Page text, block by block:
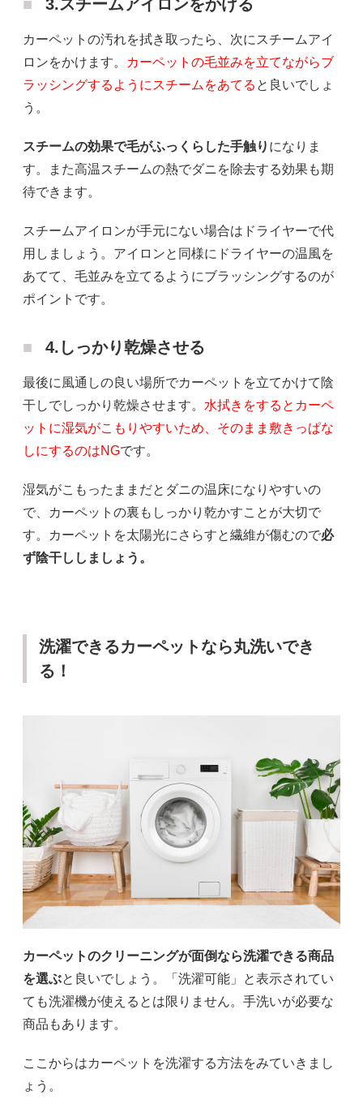
3.スチームアイロンをかける
カーペットの汚れを拭き取ったら、次にスチームアイ
ロンをかけます。
カーペットの毛並みを立てながらブ
ラッシングするようにスチームをあてる と良いでしょ
う。
スチームの効果で毛がふっくらした手触り になりま
す。また高温スチームの熱でダニを除去する効果も期
待できます。
スチームアイロンが手元にない場合はドライヤーで代
用しましょう。アイロンと同様にドライヤーの温風を
あてて、毛並みを立てるようにブラッシングするのが
ポイントです。
4.しっかり乾燥させる
最後に風通しの良い場所でカーペットを立てかけて陰
干しでしっかり乾燥させます。 水拭きをするとカーペ
ットに湿気がこもりやすいため、そのまま敷きっぱな
しにするのはNGです。
湿気がこもったままだとダニの温床になりやすいの
で、カーペットの裏もしっかり乾かすことが大切で
す。カーペットを太陽光にさらすと繊維が傷むので必
ず陰干ししましょう。
洗濯できるカーペットなら丸洗いでき
る！
カーペットのクリーニングが面倒なら洗濯できる商品
を選ぶと良いでしょう。「洗濯可能」と表示されてい
ても洗濯機が使えるとは限りません。手洗いが必要な
商品もあります。
ここからはカーペットを洗濯する方法をみていきまし
ょう。